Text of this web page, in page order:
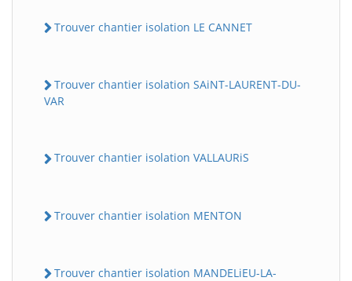
Trouver chantier isolation LE CANNET
Trouver chantier isolation SAiNT-LAURENT-DU-
VAR
Trouver chantier isolation VALLAURiS
Trouver chantier isolation MENTON
Trouver chantier isolation MANDELiEU-LA-